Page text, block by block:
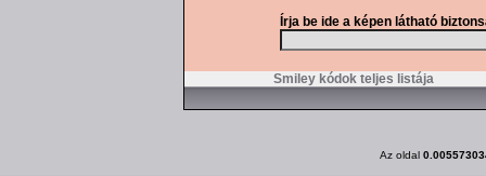
Írja be ide a képen látható
Smiley kódok teljes listája
Az oldal